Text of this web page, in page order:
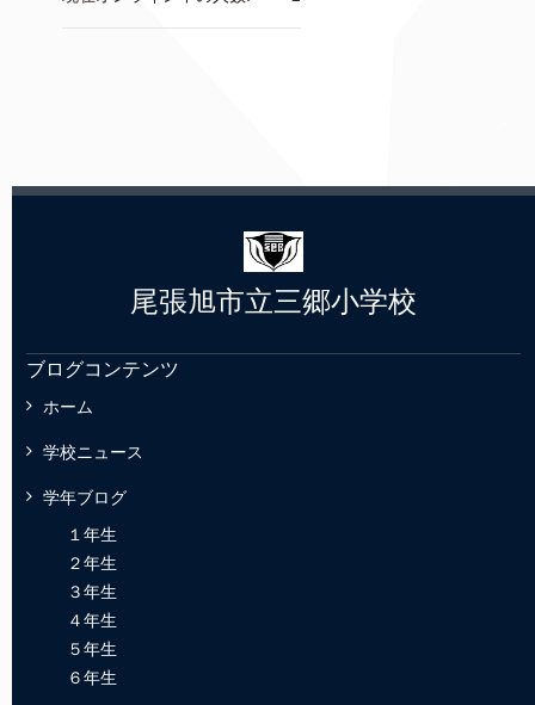
尾張旭市立三郷小学校
ブログコンテンツ
ホーム
学校ニュース
学年ブログ
１年生
２年生
３年生
４年生
５年生
６年生